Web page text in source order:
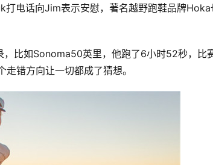
电话向Jim表示安慰，著名越野跑鞋品牌Hoka
比如Sonoma50英里，他跑了6小时52秒，比
错方向让一切都成了猜想。